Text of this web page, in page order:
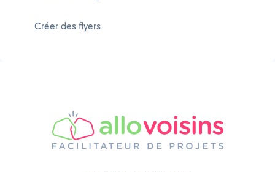
Créer des flyers